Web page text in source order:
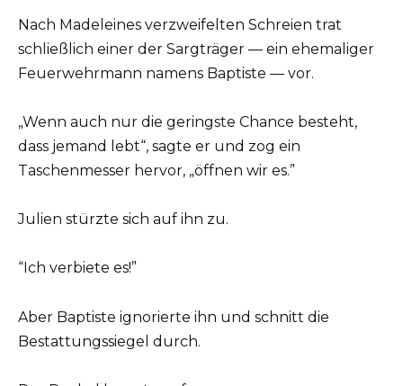
Nach Madeleines verzweifelten Schreien trat
schließlich einer der Sargträger — ein ehemaliger
Feuerwehrmann namens Baptiste — vor.
„Wenn auch nur die geringste Chance besteht,
dass jemand lebt“, sagte er und zog ein
Taschenmesser hervor, „öffnen wir es.”
Julien stürzte sich auf ihn zu.
“Ich verbiete es!”
Aber Baptiste ignorierte ihn und schnitt die
Bestattungssiegel durch.